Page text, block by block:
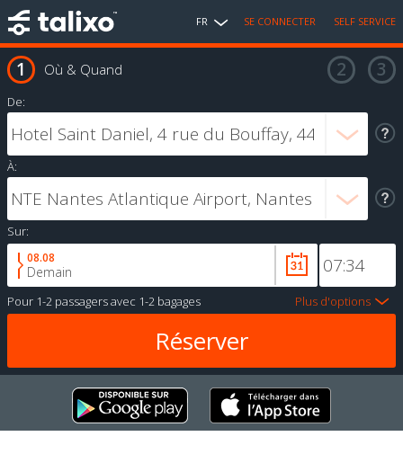
FR SE CONNECTER SELF SERVICE
Où & Quand
De:
À:
Sur:
08.08
Demain
Pour 1-2 passagersavec 1-2 bagages Plus d'options